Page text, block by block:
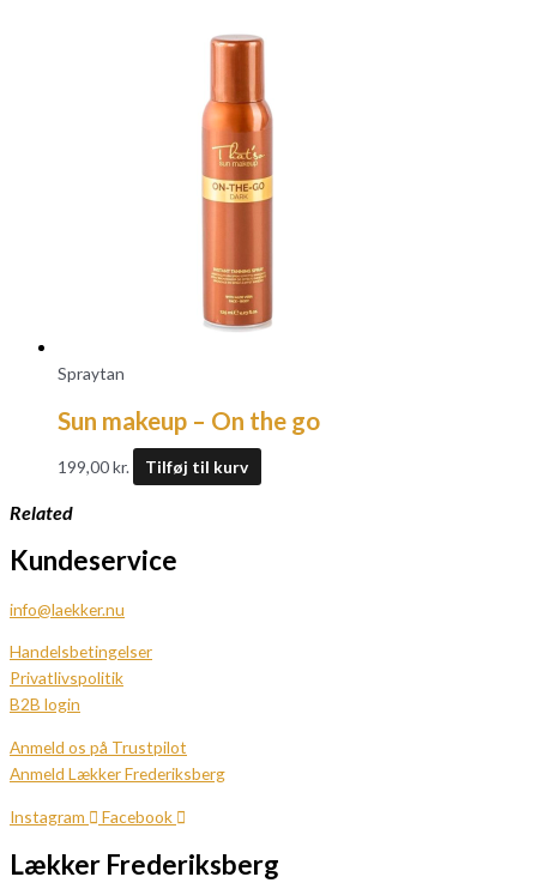
Spraytan
Sun makeup – On the go
199,00kr. Tilføj til kurv
Related
Kundeservice
info@laekker.nu
Handelsbetingelser
Privatlivspolitik
B2B login
Anmeld os på Trustpilot
Anmeld Lækker Frederiksberg
Instagram Facebook
Lækker Frederiksberg